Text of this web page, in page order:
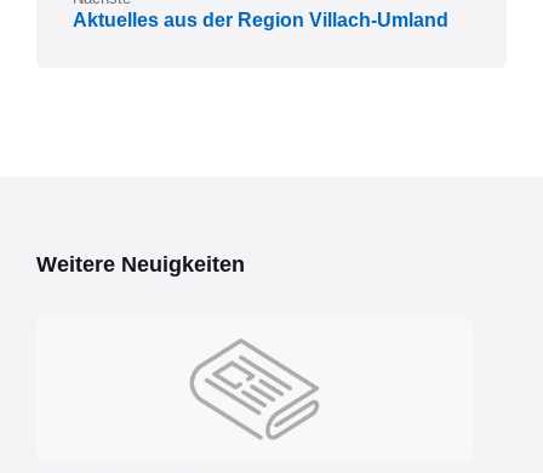
Aktuelles aus der Region Villach-Umland
Weitere Neuigkeiten